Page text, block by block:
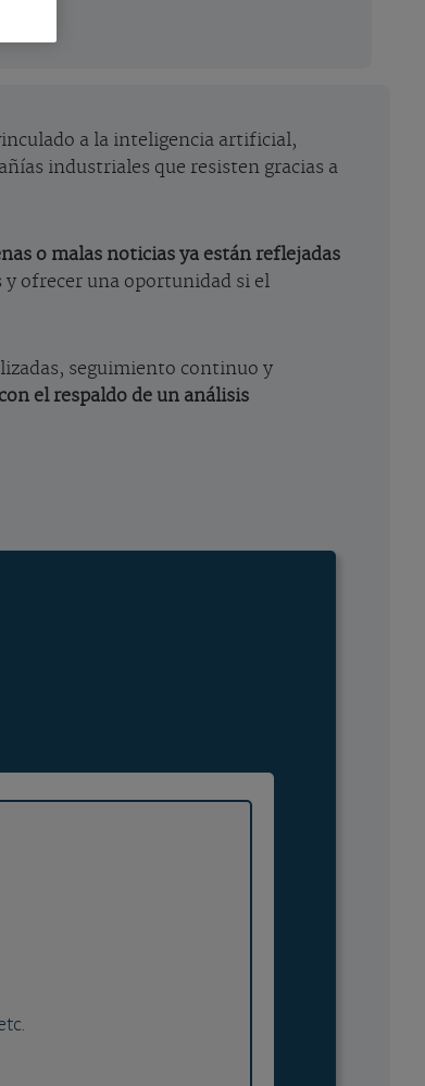
a la inteligencia artificial,
industriales que resisten gracias a
o malas noticias ya están reflejadas
y ofrecer una oportunidad si el
seguimiento continuo y
el respaldo de un análisis